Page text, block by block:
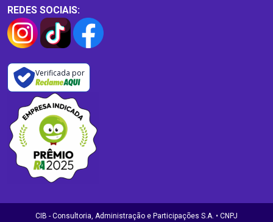
REDES SOCIAIS:
Verificada por
CIB - Consultoria, Administração e Participações S.A. • CNPJ